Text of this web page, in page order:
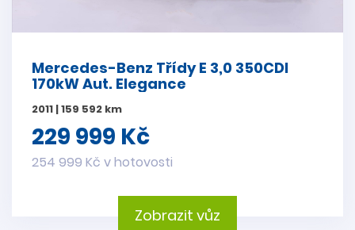
Mercedes-Benz Třídy E 3,0 350CDI
170kW Aut. Elegance
2011 | 159 592 km
229 999 Kč
254 999 Kč v hotovosti
Zobrazit vůz